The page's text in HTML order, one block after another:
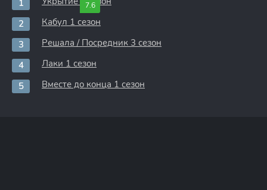
7.6
Кабул 1 сезон
Решала / Посредник 3 сезон
Лаки 1 сезон
Вместе до конца 1 сезон